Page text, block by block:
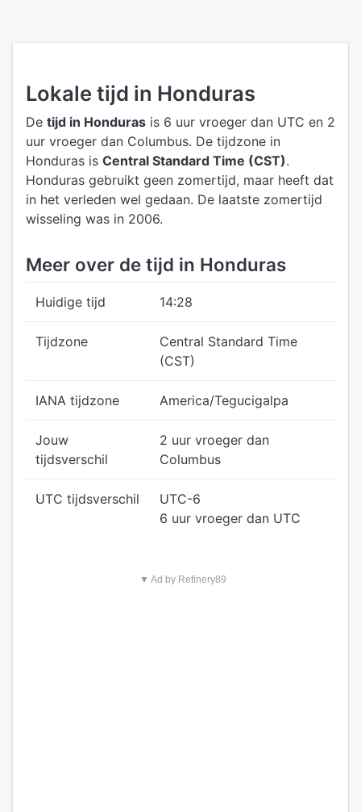
Lokale tijd in Honduras
De tijd in Honduras is 6 uur vroeger dan UTC en 2
uur vroeger dan Columbus. De tijdzone in
Honduras is Central Standard Time (CST).
Honduras gebruikt geen zomertijd, maar heeft dat
in het verleden wel gedaan. De laatste zomertijd
wisseling was in 2006.
Meer over de tijd in Honduras
Huidige tijd 14:28
Tijdzone
Central Standard Time
(CST)
IANA tijdzone America/Tegucigalpa
Jouw
tijdsverschil
2 uur vroeger dan
Columbus
UTC tijdsverschil
UTC-6
6 uur vroeger dan UTC
▼ Ad by Refinery89